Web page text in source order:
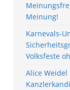
Meinung!
Karnevals-
Volksfeste
Alice